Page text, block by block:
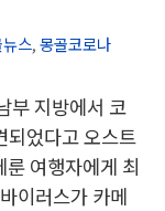
스,몽골코로나
부 지방에서 코
되었다고 오스트
여행자에게 최
이러스가 카메